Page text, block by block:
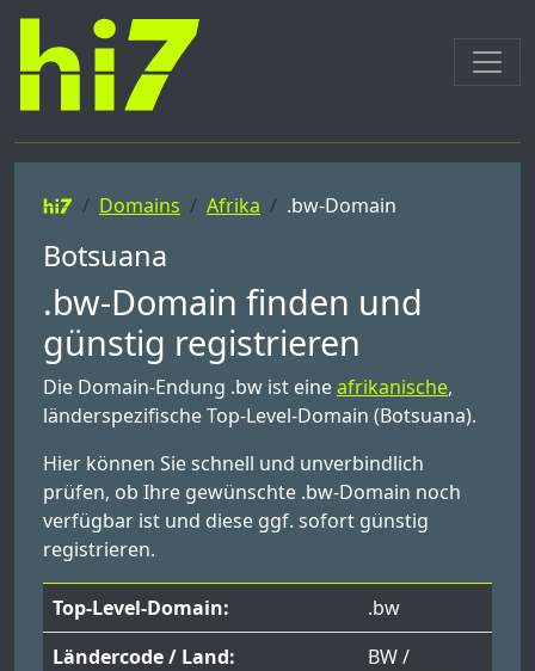
Domains Afrika .bw-Domain
Botsuana
.bw-Domain finden und
günstig registrieren
Die Domain-Endung .bw ist eineafrikanische,
länderspezifische Top-Level-Domain (Botsuana).
Hier können Sie schnell und unverbindlich
prüfen, ob Ihre gewünschte .bw-Domain noch
verfügbar ist und diese ggf. sofort günstig
registrieren.
Top-Level-Domain:
.bw
Ländercode / Land:
BW /